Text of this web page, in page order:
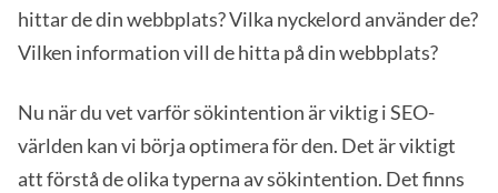
hittar de din webbplats? Vilka nyckelord använder de?
Vilken information vill de hitta på din webbplats?
Nu när du vet varför sökintention är viktig i SEO-
världen kan vi börja optimera för den. Det är viktigt
att förstå de olika typerna av sökintention. Det finns